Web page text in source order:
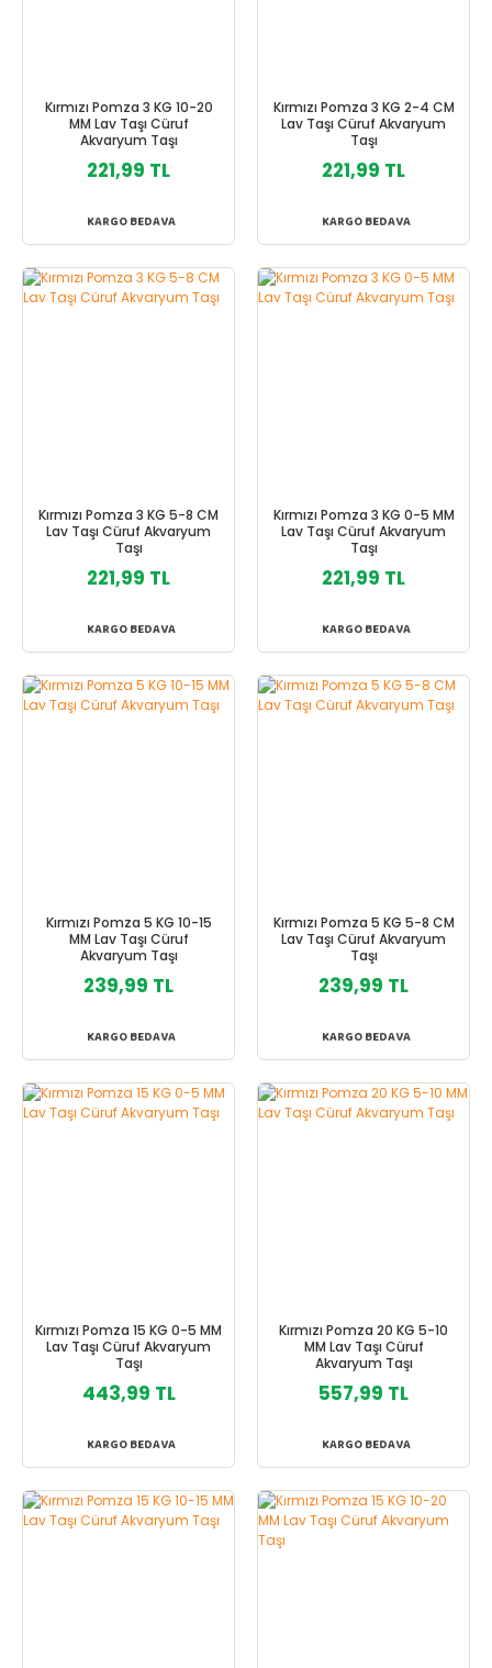
Kırmızı Pomza 3 KG 10-20
MM Lav Taşı Cüruf
Akvaryum Taşı
221,99 TL
KARGO BEDAVA
Kırmızı Pomza 3 KG 2-4 CM
Lav Taşı Cüruf Akvaryum
Taşı
221,99 TL
KARGO BEDAVA
Kırmızı Pomza 3 KG 5-8 CM
Lav Taşı Cüruf Akvaryum
Taşı
221,99 TL
KARGO BEDAVA
Kırmızı Pomza 3 KG 0-5 MM
Lav Taşı Cüruf Akvaryum
Taşı
221,99 TL
KARGO BEDAVA
Kırmızı Pomza 5 KG 10-15
MM Lav Taşı Cüruf
Akvaryum Taşı
239,99 TL
KARGO BEDAVA
Kırmızı Pomza 5 KG 5-8 CM
Lav Taşı Cüruf Akvaryum
Taşı
239,99 TL
KARGO BEDAVA
Kırmızı Pomza 15 KG 0-5 MM
Lav Taşı Cüruf Akvaryum
Taşı
443,99 TL
KARGO BEDAVA
Kırmızı Pomza 20 KG 5-10
MM Lav Taşı Cüruf
Akvaryum Taşı
557,99 TL
KARGO BEDAVA